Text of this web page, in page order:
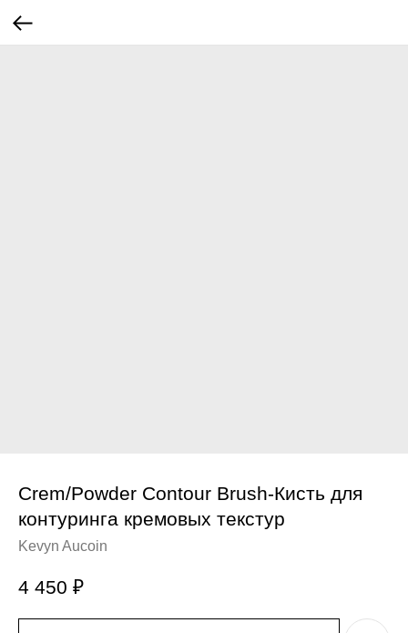
Crem/Powder Contour Brush-Кисть для
контуринга кремовых текстур
Kevyn Aucoin
4 450 ₽